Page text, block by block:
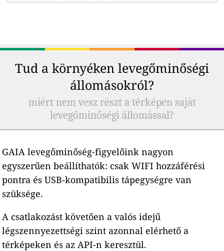
Tud a környéken levegőminőségi
állomásokról?
miért nem vesz részt a térképen saját
levegőminőségi állomással?
GAIA levegőminőség-figyelőink nagyon
egyszerűen beállíthatók: csak WIFI hozzáférési
pontra és USB-kompatibilis tápegységre van
szüksége.
A csatlakozást követően a valós idejű
légszennyezettségi szint azonnal elérhető a
térképeken és az API-n keresztül.